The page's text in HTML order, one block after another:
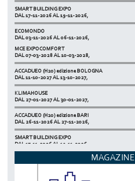
SMART BUILDING EXPO
DAL 17-11-2026 AL 19-11-2026,
ECOMONDO
DAL 03-11-2026 AL 06-11-2026,
NETZERO MILAN - EXPO SUMMIT
DAL 20-10-2026 AL 22-10-2026,
MCE EXPOCOMFORT
DAL 07-03-2028 AL 10-03-2028,
ACCADUEO (H20) edizione BOLOGNA
DAL 11-10-2027 AL 13-10-2027,
KLIMAHOUSE
DAL 27-01-2027 AL 30-01-2027,
ACCADUEO (H20) edizione BARI
DAL 26-11-2026 AL 27-11-2026,
SMART BUILDING EXPO
DAL 17-11-2026 AL 19-11-2026,
DAL 03-11-2026 AL 06-11-2026,
MAGAZINE